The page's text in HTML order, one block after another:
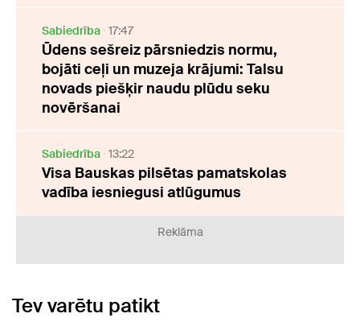
Sabiedrība 17:47
Ūdens sešreiz pārsniedzis normu,
bojāti ceļi un muzeja krājumi: Talsu
novads piešķir naudu plūdu seku
novēršanai
Sabiedrība 13:22
Visa Bauskas pilsētas pamatskolas
vadība iesniegusi atlūgumus
Reklāma
Tev varētu patikt